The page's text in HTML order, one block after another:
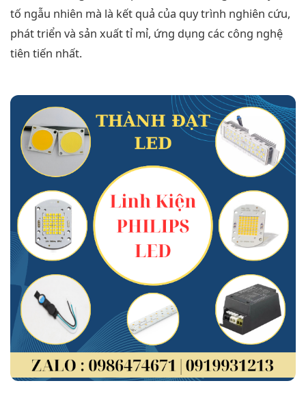
tố ngẫu nhiên mà là kết quả của quy trình nghiên cứu,
phát triển và sản xuất tỉ mỉ, ứng dụng các công nghệ
tiên tiến nhất.